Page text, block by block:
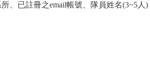
、已註冊之email帳號、隊員姓名(3~5 人 )